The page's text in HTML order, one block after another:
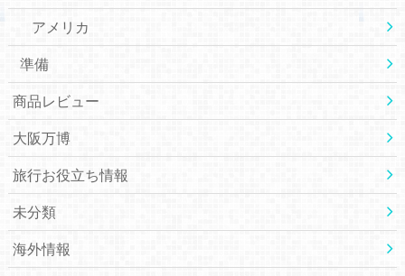
アメリカ
準備
商品レビュー
大阪万博
旅行お役立ち情報
未分類
海外情報